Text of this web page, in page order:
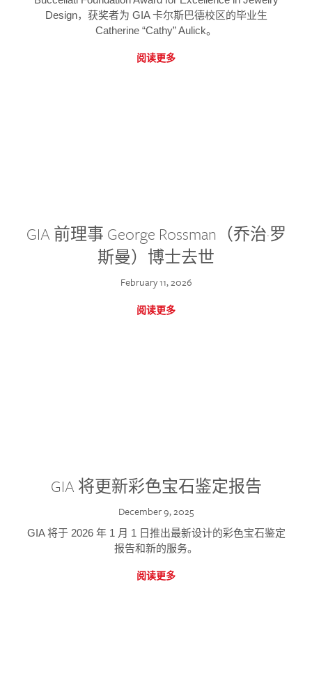
Design，获奖者为 GIA 卡尔斯巴德校区的毕业生
Catherine “Cathy” Aulick。
阅读更多
GIA 前理事 George Rossman（乔治·罗
斯曼）博士去世
February 11, 2026
阅读更多
GIA 将更新彩色宝石鉴定报告
December 9, 2025
GIA 将于 2026 年 1 月 1 日推出最新设计的彩色宝石鉴定
报告和新的服务。
阅读更多